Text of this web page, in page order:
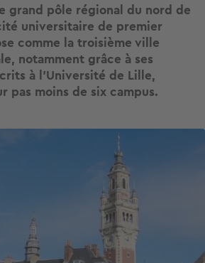
grand pôle régional du nord de
universitaire de premier
comme la troisième ville
notamment grâce à ses
à l'Université de Lille,
pas moins de six campus.